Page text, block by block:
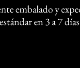
embalado y
en 3 a 7